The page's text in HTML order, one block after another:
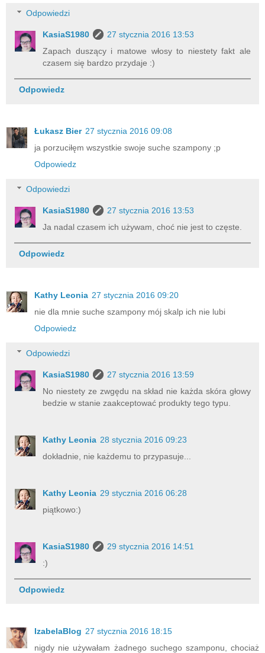
Odpowiedzi
KasiaS1980
27 stycznia 2016 13:53
Zapach duszący i matowe włosy to niestety fakt ale
czasem się bardzo przydaje :)
Odpowiedz
Łukasz Bier 27 stycznia 2016 09:08
ja porzuciłęm wszystkie swoje suche szampony ;p
Odpowiedz
Odpowiedzi
KasiaS1980
27 stycznia 2016 13:53
Ja nadal czasem ich używam, choć nie jest to częste.
Odpowiedz
Kathy Leonia 27 stycznia 2016 09:20
nie dla mnie suche szampony mój skalp ich nie lubi
Odpowiedz
Odpowiedzi
KasiaS1980
27 stycznia 2016 13:59
No niestety ze zwgędu na skład nie każda skóra głowy
bedzie w stanie zaakceptować produkty tego typu.
Kathy Leonia 28 stycznia 2016 09:23
dokładnie, nie każdemu to przypasuje...
Kathy Leonia 29 stycznia 2016 06:28
piątkowo:)
KasiaS1980
29 stycznia 2016 14:51
:)
Odpowiedz
IzabelaBlog 27 stycznia 2016 18:15
nigdy nie używałam żadnego suchego szamponu, chociaż